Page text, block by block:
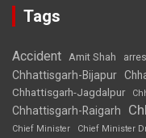
Tags
Accident Amit Shah
Chhattisgarh-Bijapur
Chhattisgarh-Jagdalpur
Chhattisgarh-Raigarh
Chief Minister
Chief Minister